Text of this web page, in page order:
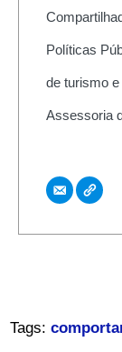
Políticas
de turismo
Assessoria
Tags: